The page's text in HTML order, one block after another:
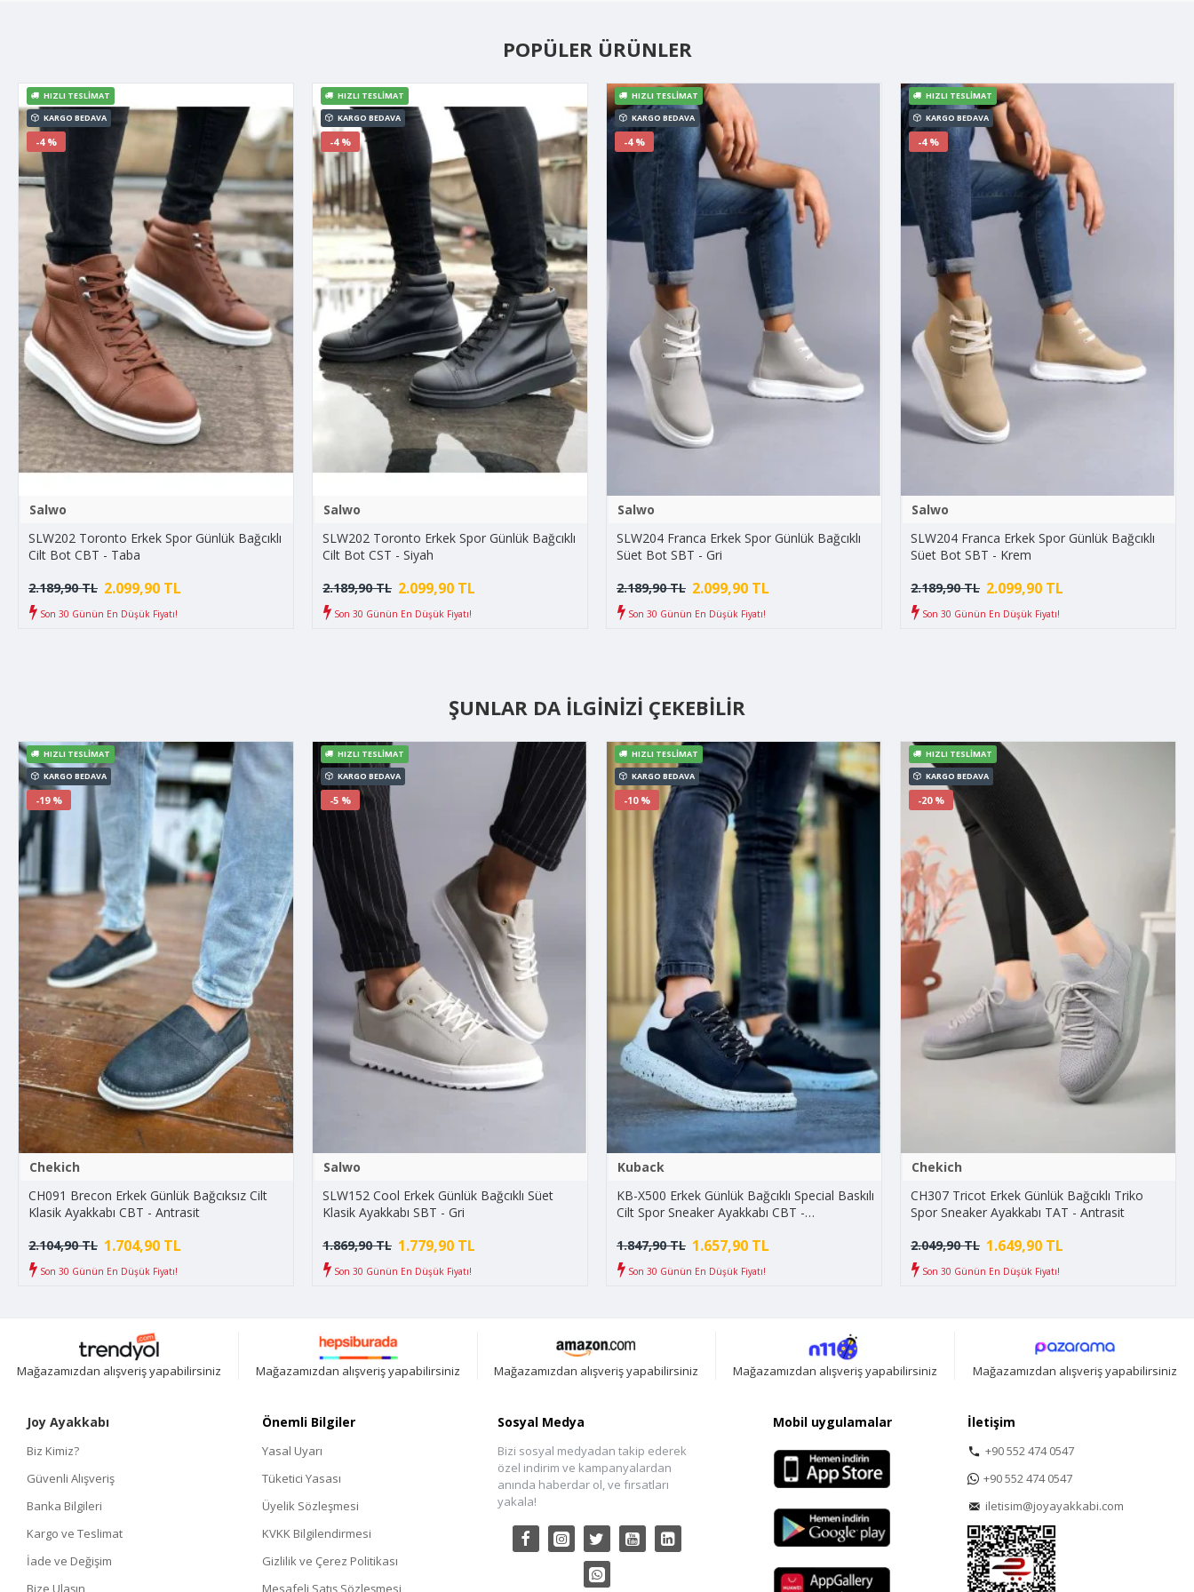
POPÜLER ÜRÜNLER
KARGO BEDAVA
HIZLI TESLIMAT
-4 %
Salwo
SLW202 Toronto Erkek Spor Günlük Bağcıklı
Cilt Bot CBT - Taba
2.099,90 TL
2.189,90 TL
Son 30 Günün En Düşük Fiyatı!
KARGO BEDAVA
HIZLI TESLIMAT
-4 %
Salwo
SLW202 Toronto Erkek Spor Günlük Bağcıklı
Cilt Bot CST - Siyah
2.099,90 TL
2.189,90 TL
Son 30 Günün En Düşük Fiyatı!
KARGO BEDAVA
HIZLI TESLIMAT
-4 %
Salwo
SLW204 Franca Erkek Spor Günlük Bağcıklı
Süet Bot SBT - Gri
2.099,90 TL
2.189,90 TL
Son 30 Günün En Düşük Fiyatı!
KARGO BEDAVA
HIZLI TESLIMAT
-4 %
Salwo
SLW204 Franca Erkek Spor Günlük Bağcıklı
Süet Bot SBT - Krem
2.099,90 TL
2.189,90 TL
Son 30 Günün En Düşük Fiyatı!
ŞUNLAR DA İLGINIZI ÇEKEBILIR
KARGO BEDAVA
HIZLI TESLIMAT
-19 %
Chekich
CH091 Brecon Erkek Günlük Bağcıksız Cilt
Klasik Ayakkabı CBT - Antrasit
1.704,90 TL
2.104,90 TL
Son 30 Günün En Düşük Fiyatı!
KARGO BEDAVA
HIZLI TESLIMAT
-5 %
Salwo
SLW152 Cool Erkek Günlük Bağcıklı Süet
Klasik Ayakkabı SBT - Gri
1.779,90 TL
1.869,90 TL
Son 30 Günün En Düşük Fiyatı!
KARGO BEDAVA
HIZLI TESLIMAT
-10 %
Kuback
KB-X500 Erkek Günlük Bağcıklı Special Baskılı
Cilt Spor Sneaker Ayakkabı CBT -
1.657,90 TL
1.847,90 TL
Son 30 Günün En Düşük Fiyatı!
KARGO BEDAVA
HIZLI TESLIMAT
-20 %
Chekich
CH307 Tricot Erkek Günlük Bağcıklı Triko
Spor Sneaker Ayakkabı TAT - Antrasit
1.649,90 TL
2.049,90 TL
Son 30 Günün En Düşük Fiyatı!
Mağazamızdan alışveriş yapabilirsiniz Mağazamızdan alışveriş yapabilirsiniz Mağazamızdan alışveriş yapabilirsiniz Mağazamızdan alışveriş yapabilirsiniz Mağazamızdan alışveriş yapabilirsiniz
Joy Ayakkabı
Biz Kimiz?
Güvenli Alışveriş
Banka Bilgileri
Kargo ve Teslimat
İade ve Değişim
Bize Ulaşın
Önemli Bilgiler
Yasal Uyarı
Tüketici Yasası
Üyelik Sözleşmesi
KVKK Bilgilendirmesi
Gizlilik ve Çerez Politikası
Mesafeli Satış Sözleşmesi
Sosyal Medya
Bizi sosyal medyadan takip ederek
özel indirim ve kampanyalardan
anında haberdar ol, ve fırsatları
yakala!
Mobil uygulamalar İletişim
+90 552 474 0547
+90 552 474 0547
iletisim@joyayakkabi.com